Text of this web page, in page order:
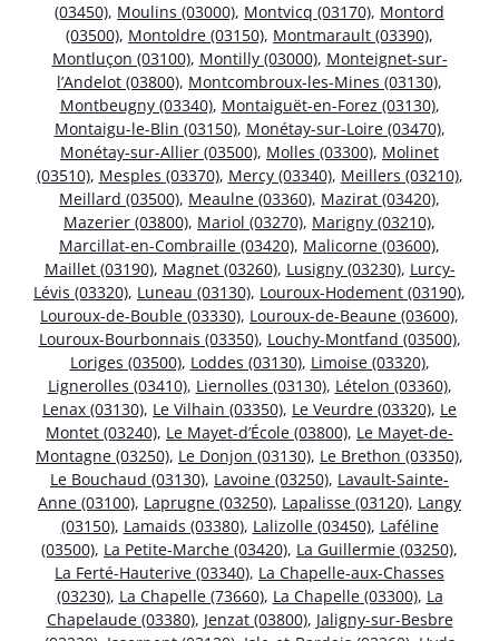
(03450), Moulins (03000), Montvicq (03170), Montord
(03500), Montoldre (03150), Montmarault (03390),
Montluçon (03100), Montilly (03000), Monteignet-sur-
l’Andelot (03800), Montcombroux-les-Mines (03130),
Montbeugny (03340), Montaiguët-en-Forez (03130),
Montaigu-le-Blin (03150), Monétay-sur-Loire (03470),
Monétay-sur-Allier (03500), Molles (03300), Molinet
(03510), Mesples (03370), Mercy (03340), Meillers (03210),
Meillard (03500), Meaulne (03360), Mazirat (03420),
Mazerier (03800), Mariol (03270), Marigny (03210),
Marcillat-en-Combraille (03420), Malicorne (03600),
Maillet (03190), Magnet (03260), Lusigny (03230), Lurcy-
Lévis (03320), Luneau (03130), Louroux-Hodement (03190),
Louroux-de-Bouble (03330), Louroux-de-Beaune (03600),
Louroux-Bourbonnais (03350), Louchy-Montfand (03500),
Loriges (03500), Loddes (03130), Limoise (03320),
Lignerolles (03410), Liernolles (03130), Lételon (03360),
Lenax (03130), Le Vilhain (03350), Le Veurdre (03320), Le
Montet (03240), Le Mayet-d’École (03800), Le Mayet-de-
Montagne (03250), Le Donjon (03130), Le Brethon (03350),
Le Bouchaud (03130), Lavoine (03250), Lavault-Sainte-
Anne (03100), Laprugne (03250), Lapalisse (03120), Langy
(03150), Lamaids (03380), Lalizolle (03450), Laféline
(03500), La Petite-Marche (03420), La Guillermie (03250),
La Ferté-Hauterive (03340), La Chapelle-aux-Chasses
(03230), La Chapelle (73660), La Chapelle (03300), La
Chapelaude (03380), Jenzat (03800), Jaligny-sur-Besbre